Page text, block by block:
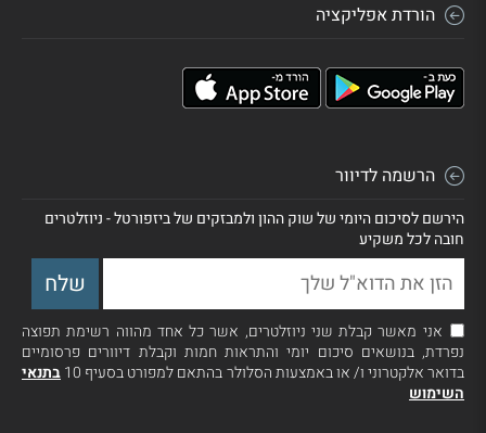
הורדת אפליקציה
הרשמה לדיוור
הירשם לסיכום היומי של שוק ההון ולמבזקים של ביזפורטל - ניוזלטרים
חובה לכל משקיע
אני מאשר קבלת שני ניוזלטרים, אשר כל אחד מהווה רשימת תפוצה
נפרדת, בנושאים סיכום יומי והתראות חמות וקבלת דיוורים פרסומיים
בדואר אלקטרוני ו/ או באמצעות הסלולר בהתאם למפורט בסעיף 10
בתנאי
השימוש